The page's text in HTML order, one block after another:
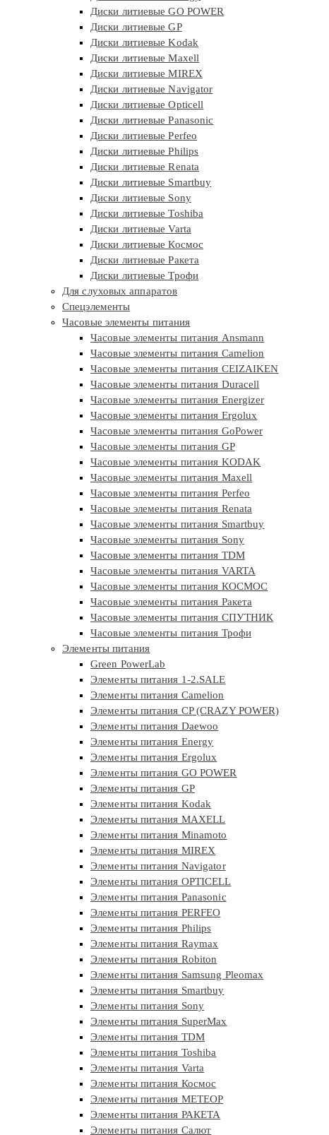
Диски литиевые GO POWER
Диски литиевые GP
Диски литиевые Kodak
Диски литиевые Maxell
Диски литиевые MIREX
Диски литиевые Navigator
Диски литиевые Opticell
Диски литиевые Panasonic
Диски литиевые Perfeo
Диски литиевые Philips
Диски литиевые Renata
Диски литиевые Smartbuy
Диски литиевые Sony
Диски литиевые Toshiba
Диски литиевые Varta
Диски литиевые Космос
Диски литиевые Ракета
Диски литиевые Трофи
Для слуховых аппаратов
Спецэлементы
Часовые элементы питания
Часовые элементы питания Ansmann
Часовые элементы питания Camelion
Часовые элементы питания CEIZAIKEN
Часовые элементы питания Duracell
Часовые элементы питания Energizer
Часовые элементы питания Ergolux
Часовые элементы питания GoPower
Часовые элементы питания GP
Часовые элементы питания KODAK
Часовые элементы питания Maxell
Часовые элементы питания Perfeo
Часовые элементы питания Renata
Часовые элементы питания Smartbuy
Часовые элементы питания Sony
Часовые элементы питания TDM
Часовые элементы питания VARTA
Часовые элементы питания КОСМОС
Часовые элементы питания Ракета
Часовые элементы питания СПУТНИК
Часовые элементы питания Трофи
Элементы питания
Green PowerLab
Элементы питания 1-2.SALE
Элементы питания Camelion
Элементы питания CP (CRAZY POWER)
Элементы питания Daewoo
Элементы питания Energy
Элементы питания Ergolux
Элементы питания GO POWER
Элементы питания GP
Элементы питания Kodak
Элементы питания MAXELL
Элементы питания Minamoto
Элементы питания MIREX
Элементы питания Navigator
Элементы питания OPTICELL
Элементы питания Panasonic
Элементы питания PERFEO
Элементы питания Philips
Элементы питания Raymax
Элементы питания Robiton
Элементы питания Samsung Pleomax
Элементы питания Smartbuy
Элементы питания Sony
Элементы питания SuperMax
Элементы питания TDM
Элементы питания Toshiba
Элементы питания Varta
Элементы питания Космос
Элементы питания МЕТЕОР
Элементы питания РАКЕТА
Элементы питания Салют